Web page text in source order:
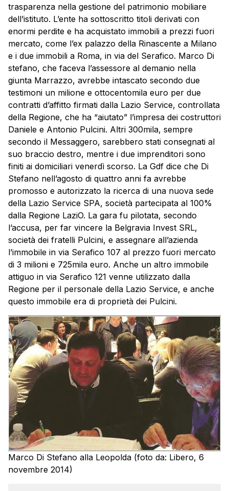
trasparenza nella gestione del patrimonio mobiliare
dell’istituto. L’ente ha sottoscritto titoli derivati con
enormi perdite e ha acquistato immobili a prezzi fuori
mercato, come l’ex palazzo della Rinascente a Milano
e i due immobili a Roma, in via del Serafico. Marco Di
stefano, che faceva l’assessore al demanio nella
giunta Marrazzo, avrebbe intascato secondo due
testimoni un milione e ottocentomila euro per due
contratti d’affitto firmati dalla Lazio Service, controllata
della Regione, che ha “aiutato” l’impresa dei costruttori
Daniele e Antonio Pulcini. Altri 300mila, sempre
secondo il Messaggero, sarebbero stati consegnati al
suo braccio destro, mentre i due imprenditori sono
finiti ai domiciliari venerdì scorso. La Gdf dice che Di
Stefano nell’agosto di quattro anni fa avrebbe
promosso e autorizzato la ricerca di una nuova sede
della Lazio Service SPA, società partecipata al 100%
dalla Regione LaziO. La gara fu pilotata, secondo
l’accusa, per far vincere la Belgravia Invest SRL,
società dei fratelli Pulcini, e assegnare all’azienda
l’immobile in via Serafico 107 al prezzo fuori mercato
di 3 milioni e 725mila euro. Anche un altro immobile
attiguo in via Serafico 121 venne utilizzato dalla
Regione per il personale della Lazio Service, e anche
questo immobile era di proprietà dei Pulcini.
Marco Di Stefano alla Leopolda (foto da: Libero, 6
novembre 2014)